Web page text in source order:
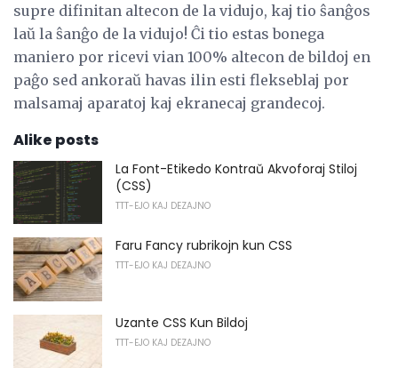
supre difinitan altecon de la vidujo, kaj tio ŝanĝos
laŭ la ŝanĝo de la vidujo! Ĉi tio estas bonega
maniero por ricevi vian 100% altecon de bildoj en
paĝo sed ankoraŭ havas ilin esti flekseblaj por
malsamaj aparatoj kaj ekranecaj grandecoj.
Alike posts
La Font-Etikedo Kontraŭ Akvoforaj Stiloj
(CSS)
TTT-EJO KAJ DEZAJNO
Faru Fancy rubrikojn kun CSS
TTT-EJO KAJ DEZAJNO
Uzante CSS Kun Bildoj
TTT-EJO KAJ DEZAJNO